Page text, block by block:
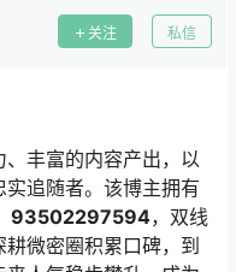
关注 私信
丰富的内容产出，以
追随者。该博主拥有
93502297594，双线
微密圈积累口碑，到